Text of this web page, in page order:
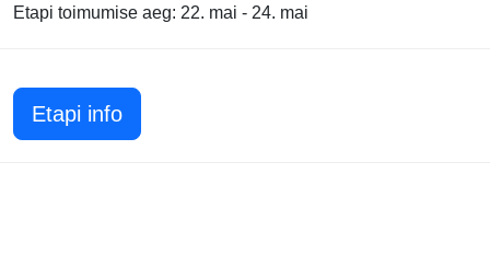
Etapi toimumise aeg: 22. mai - 24. mai
Etapi info